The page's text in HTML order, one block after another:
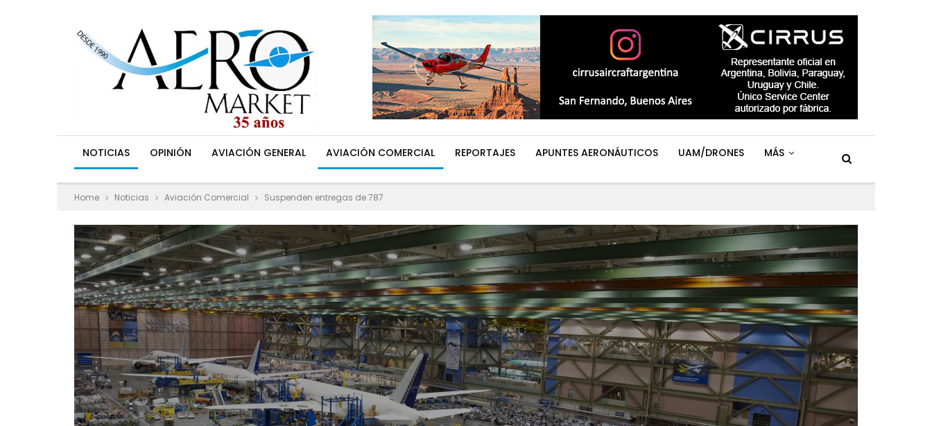
NOTICIAS OPINIÓN AVIACIÓN GENERAL AVIACIÓN COMERCIAL REPORTAJES APUNTES AERONÁUTICOS UAM/DRONES MÁS
Home Noticias Aviación Comercial Suspenden entregas de 787